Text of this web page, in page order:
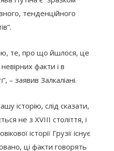
тенденційного
те, про що йшлося, це
факти і в
– заявив Залкаліані.
історію, слід сказати,
не з XVIII століття, і
історії Грузії існує
ці факти говорять